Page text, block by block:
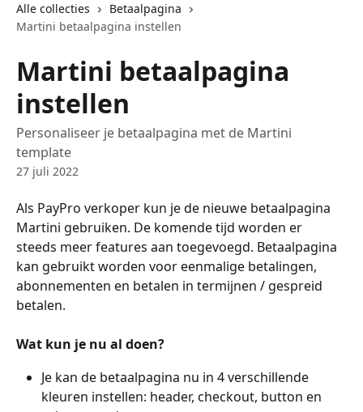
Alle collecties
Betaalpagina
Martini betaalpagina instellen
Martini betaalpagina
instellen
Personaliseer je betaalpagina met de Martini
template
27 juli 2022
Als PayPro verkoper kun je de nieuwe betaalpagina
Martini gebruiken. De komende tijd worden er
steeds meer features aan toegevoegd. Betaalpagina
kan gebruikt worden voor eenmalige betalingen,
abonnementen en betalen in termijnen / gespreid
betalen.
Wat kun je nu al doen?
Je kan de betaalpagina nu in 4 verschillende
kleuren instellen: header, checkout, button en